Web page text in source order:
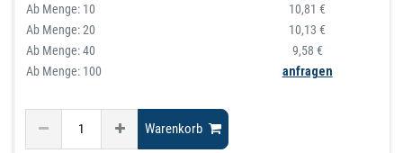
Ab Menge: 10
10,81 €
Ab Menge:20
10,13 €
Ab Menge:40
9,58 €
Ab Menge: 100
anfragen
Warenkorb